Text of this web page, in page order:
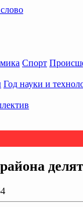
Спорт
Год науки и